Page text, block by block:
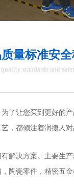
量标准安
standards and
了让您买到更好的
，都倾注着润捷人对
解决方案。主要生
陶瓷零件，精密五